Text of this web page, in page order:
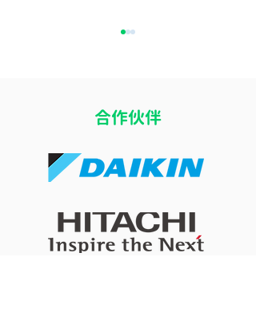
開冷氣瞓覺令小朋友乾
咳？改善冷氣房乾燥問題
​合作伙伴